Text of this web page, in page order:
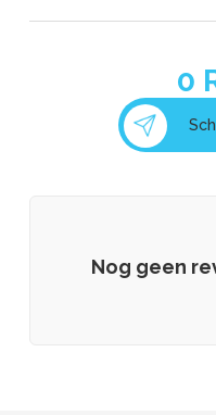
0
Nog geen